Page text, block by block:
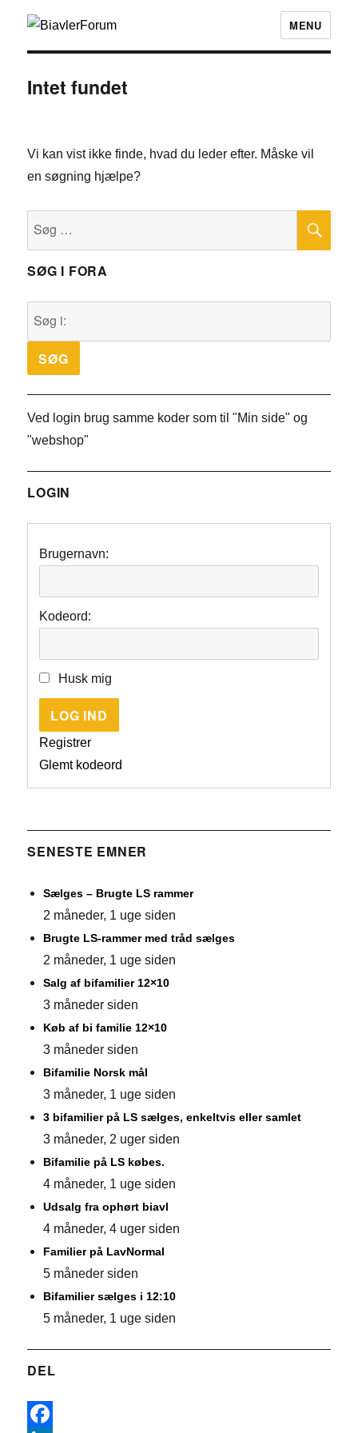
MENU
Intet fundet
Vi kan vist ikke finde, hvad du leder efter. Måske vil
en søgning hjælpe?
SØG I FORA
Ved login brug samme koder som til "Min side" og
"webshop"
LOGIN
Brugernavn:
Kodeord:
Husk mig
LOG IND
Registrer
Glemt kodeord
SENESTE EMNER
Sælges – Brugte LS rammer
2 måneder, 1 uge siden
Brugte LS-rammer med tråd sælges
2 måneder, 1 uge siden
Salg af bifamilier 12×10
3 måneder siden
Køb af bi familie 12×10
3 måneder siden
Bifamilie Norsk mål
3 måneder, 1 uge siden
3 bifamilier på LS sælges, enkeltvis eller samlet
3 måneder, 2 uger siden
Bifamilie på LS købes.
4 måneder, 1 uge siden
Udsalg fra ophørt biavl
4 måneder, 4 uger siden
Familier på LavNormal
5 måneder siden
Bifamilier sælges i 12:10
5 måneder, 1 uge siden
DEL